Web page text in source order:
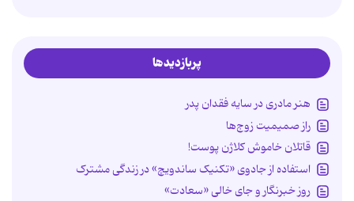
پربازدیدها
هنر مادری در سایه‌ فقدان پدر
راز صمیمیت زوج‌ها
قاتلان خاموش کلاژن پوست!
استفاده از جادوی «تکنیک ساندویچ» در زندگی مشترک
روز خبرنگار و جای خالی «سعادت»